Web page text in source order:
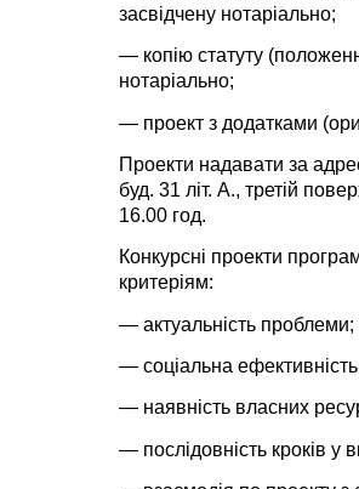
засвідчену нотаріально;
— копію статуту
нотаріально;
— проект з додатками
Проекти надавати за
буд. 31 літ. А., третій
16.00 год.
Конкурсні проекти
критеріям:
— актуальність проблеми;
— соціальна
— наявність власних
— послідовність кроків у